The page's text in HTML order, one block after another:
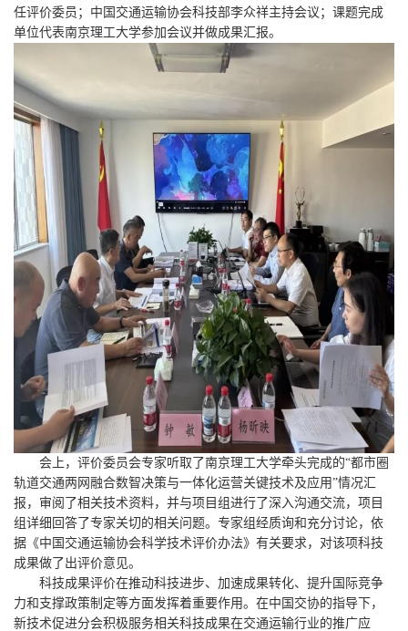
任评价委员；中国交通运输协会科技部李众祥主持会议；课题完成
单位代表南京理工大学参加会议并做成果汇报。
会上，评价委员会专家听取了南京理工大学牵头完成的“都市圈
轨道交通两网融合数智决策与一体化运营关键技术及应用”情况汇
报，审阅了相关技术资料，并与项目组进行了深入沟通交流，项目
组详细回答了专家关切的相关问题。专家组经质询和充分讨论，依
据《中国交通运输协会科学技术评价办法》有关要求，对该项科技
成果做了出评价意见。
科技成果评价在推动科技进步、加速成果转化、提升国际竞争
力和支撑政策制定等方面发挥着重要作用。在中国交协的指导下，
新技术促进分会积极服务相关科技成果在交通运输行业的推广应